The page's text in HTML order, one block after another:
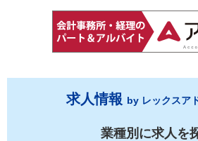
求人情報 by レックスア
業種別に求人を